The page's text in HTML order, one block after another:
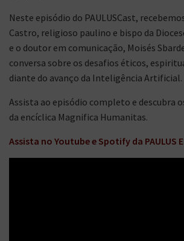
Neste episódio do PAULUSCast,
Castro, religioso paulino e bispo da
e o doutor em comunicação, Moisés
conversa sobre os desafios éticos,
diante do avanço da Inteligência Artificial.
Assista ao episódio completo e descubra
da encíclica Magnifica Humanitas.
Assista no Youtube e Spotify da PAULUS